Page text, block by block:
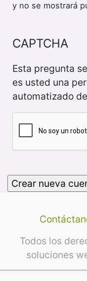
y no se mostrará
CAPTCHA
Esta pregunta
es usted una
automatizado
Todos los
soluciones